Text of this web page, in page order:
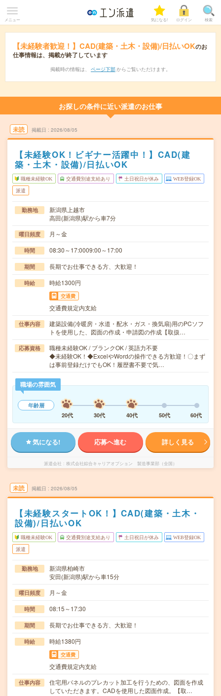
メニュー 気になる! ログイン 検索
【未経験者歓迎！】CAD(建築・土木・設備)/日払いOKのお
仕事情報は、掲載が終了しています
掲載時の情報は、 ページ下部 からご覧いただけます。
お探しの条件に近い派遣のお仕事
未読 掲載日 2026/08/05
【未経験OK！ビギナー活躍中！】CAD(建
築・土木・設備)/日払いOK
職種未経験OK 交通費別途支給あり 土日祝日が休み WEB登録OK
派遣
勤務地
新潟県上越市
高田(新潟県)駅から車7分
曜日頻度 月～金
時間 08:30～17:0009:00～17:00
期間 長期でお仕事できる方、大歓迎！
時給 時給1300円
交通費
交通費規定内支給
仕事内容
建築設備(冷暖房・水道・配水・ガス・換気扇)用のPCソフ
トを使用した、図面の作成・申請図の作成【取扱…
応募資格
職種未経験OK / ブランクOK / 英語力不要
◆未経験OK！◆ExcelやWordの操作できる方歓迎！〇まず
は事前登録だけでもOK！履歴書不要で気…
職場の雰囲気
年齢層
20代
30代 40代 50代 60代
気になる! 応募へ進む 詳しく見る
派遣会社 株式会社綜合キャリアオプション 製造事業部（全国）
未読 掲載日 2026/08/05
【未経験スタートOK！】CAD(建築・土木・
設備)/日払いOK
職種未経験OK 交通費別途支給あり 土日祝日が休み WEB登録OK
派遣
勤務地
新潟県柏崎市
安田(新潟県)駅から車15分
曜日頻度 月～金
時間 08:15～17:30
期間 長期でお仕事できる方、大歓迎！
時給 時給1380円
交通費
交通費規定内支給
仕事内容
住宅用パネルのプレカット加工を行うための、図面を作成
していただきます。CADを使用した図面作成。【取…